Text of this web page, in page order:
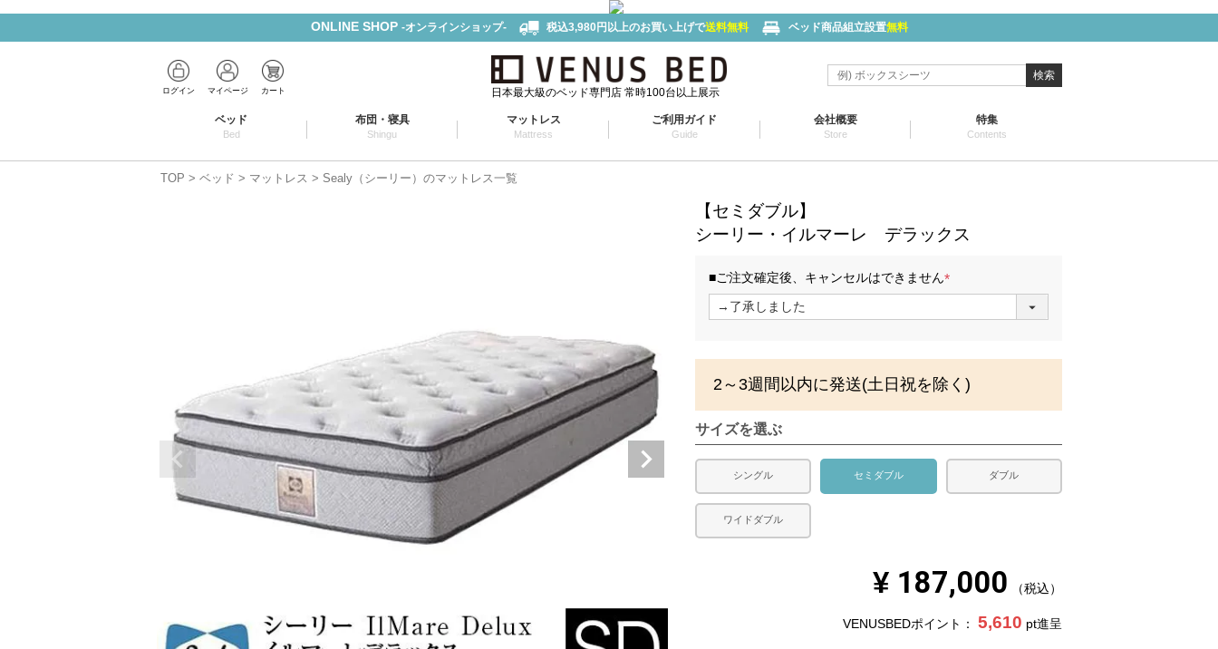
ONLINE SHOP -オンラインショップ- 税込3,980円以上のお買い上げで送料無料 ベッド商品組立設置無料
ログイン マイページ カート 日本最大級のベッド専門店 常時100台以上展示
検索
ベッド
Bed
布団・寝具
Shingu
マットレス
Mattress
ご利用ガイド
Guide
会社概要
Store
特集
Contents
TOP ベッド マットレス Sealy（シーリー）のマットレス一覧
【セミダブル】
シーリー・イルマーレ デラックス
■ご注文確定後、キャンセルはできません
(
必
2～3週間以内に発送(土日祝を除く)
サイズを選ぶ
シングル セミダブル ダブル
ワイドダブル
¥ 187,000 税込
VENUSBEDポイント： 5,610 pt進呈